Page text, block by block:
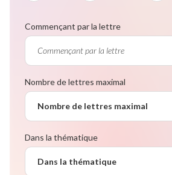
Commençant par la lettre
Nombre de lettres maximal
Nombre de lettres maximal
Dans la thématique
Dans la thématique